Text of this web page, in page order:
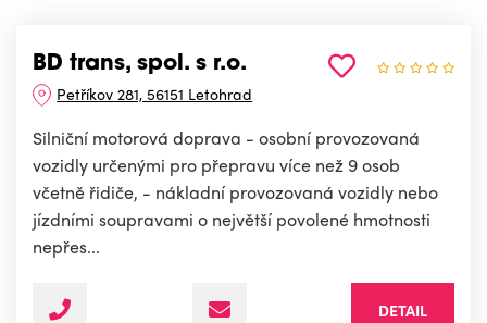
BD trans, spol. s r.o.
Petříkov 281, 56151 Letohrad
Silniční motorová doprava - osobní provozovaná
vozidly určenými pro přepravu více než 9 osob
včetně řidiče, - nákladní provozovaná vozidly nebo
jízdními soupravami o největší povolené hmotnosti
nepřes...
DETAIL